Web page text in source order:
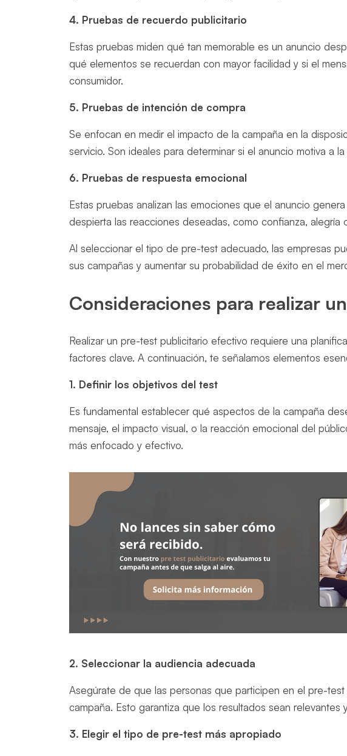
4. Pruebas de recuerdo publicitario
Estas pruebas miden qué tan memorable es un anuncio
qué elementos se recuerdan con mayor facilidad y si el
consumidor.
5. Pruebas de intención de compra
Se enfocan en medir el impacto de la campaña en la
servicio. Son ideales para determinar si el anuncio motiva a
6. Pruebas de respuesta emocional
Estas pruebas analizan las emociones que el anuncio
despierta las reacciones deseadas, como confianza, alegría
Al seleccionar el tipo de pre-test adecuado, las empresas
sus campañas y aumentar su probabilidad de éxito en el
Consideraciones para realizar
Realizar un pre-test publicitario efectivo requiere una
factores clave. A continuación, te señalamos elementos
1. Definir los objetivos del test
Es fundamental establecer qué aspectos de la campaña
mensaje, el impacto visual, o la reacción emocional del
más enfocado y efectivo.
2. Seleccionar la audiencia adecuada
Asegúrate de que las personas que participen en el pre-
campaña. Esto garantiza que los resultados sean
3. Elegir el tipo de pre-test más apropiado